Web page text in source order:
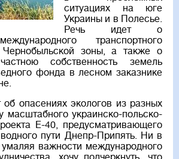
ситуациях на юге
Украины и в Полесье.
Речь идет о
транспортного
Чернобыльской зоны, а также о
собственность земель
фонда в лесном заказнике
опасениях экологов из разных
масштабного украинско-польско-
Е-40, предусматривающего
пути Днепр-Припять. Ни в
важности международного